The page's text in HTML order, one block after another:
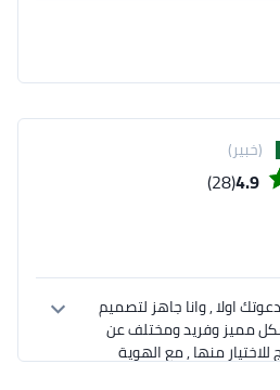
(خبير)
4.9
(28)